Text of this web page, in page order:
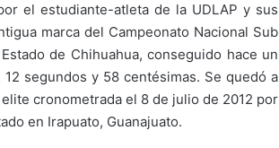
el estudiante-atleta de la UDLAP y sus
marca del Campeonato Nacional Sub
de Chihuahua, conseguido hace un
segundos y 58 centésimas. Se quedó a
cronometrada el 8 de julio de 2012 por
en Irapuato, Guanajuato.